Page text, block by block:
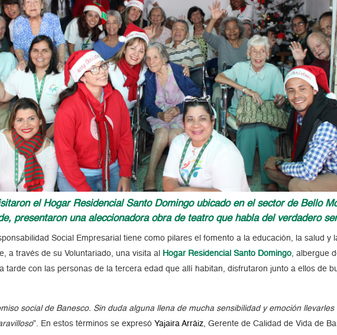
el Hogar Residencial Santo Domingo ubicado en el sector de Bello
presentaron una aleccionadora obra de teatro que habla del verdadero
Social Empresarial tiene como pilares el fomento a la educación, la salud y
a través de su Voluntariado, una visita al
Hogar Residencial Santo Domingo , albergue
tarde con las personas de la tercera edad que allí habitan, disfrutaron junto a ellos de
social de Banesco. Sin duda alguna llena de mucha sensibilidad y emoción
”. En estos términos se expresó Yajaira Arráiz , Gerente de Calidad de Vida de